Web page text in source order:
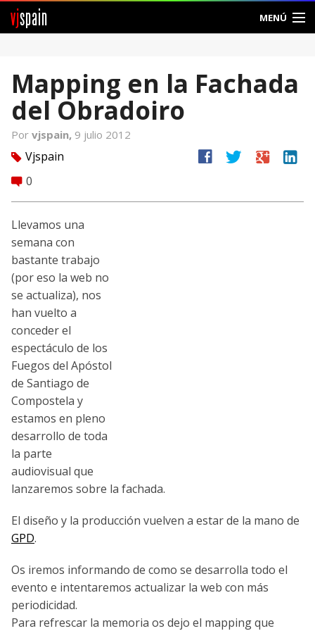
vjspain MENÚ
Foros
Noticias
Vjspain
Ayuda
Contacto
Entrar
Crear Cuenta
Mapping en la Fachada
del Obradoiro
Por vjspain, 9 julio 2012
tag Vjspain
comment 0
facebook twitter google linkedin
Llevamos una
semana con
bastante trabajo
(por eso la web no
se actualiza), nos
han vuelto a
conceder el
espectáculo de los
Fuegos del Apóstol
de Santiago de
Compostela y
estamos en pleno
desarrollo de toda
la parte
audiovisual que
lanzaremos sobre la fachada.
El diseño y la producción vuelven a estar de la mano de
GPD.
Os iremos informando de como se desarrolla todo el
evento e intentaremos actualizar la web con más
periodicidad.
Para refrescar la memoria os dejo el mapping que